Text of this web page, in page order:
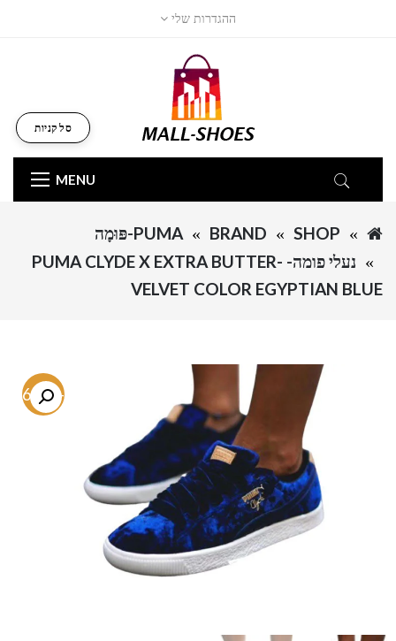
ההגדרות שלי
MENU
סל קניות
SHOP
BRAND
PUMA-פּוּמָה
נעלי פומה- PUMA CLYDE X EXTRA BUTTER-
VELVET COLOR EGYPTIAN BLUE
-46.8%